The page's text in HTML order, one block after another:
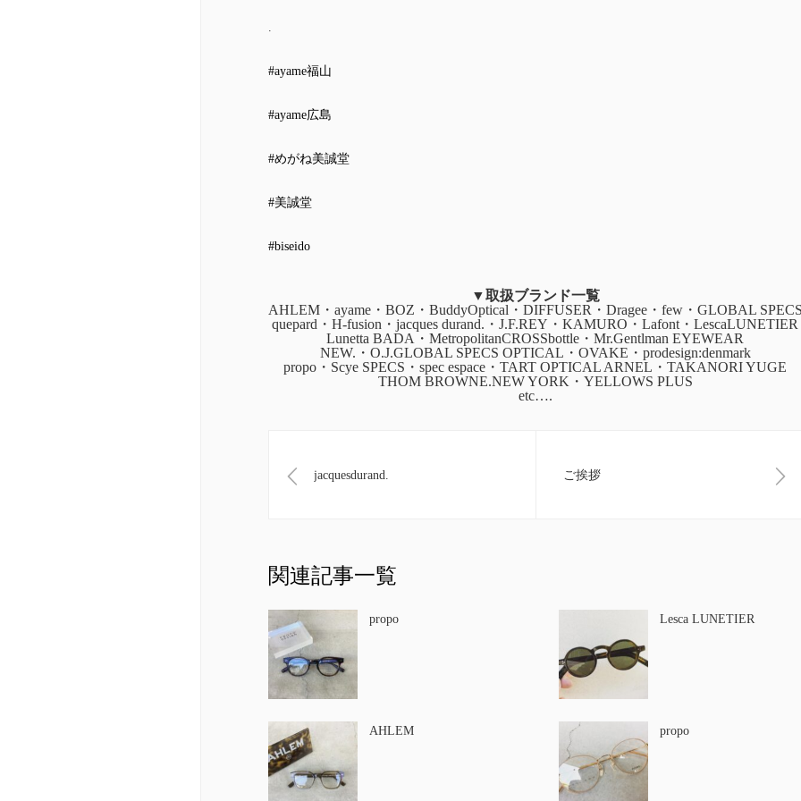
.
#ayame福山
#ayame広島
#めがね美誠堂
#美誠堂
#biseido
▼取扱ブランド一覧
AHLEM・ayame・BOZ・BuddyOptical・DIFFUSER・Dragee・few・GLOBAL
quepard・H-fusion・jacques durand.・J.F.REY・KAMURO・Lafont・LescaLUNETIER
Lunetta BADA・MetropolitanCROSSbottle・Mr.Gentlman EYEWEAR
NEW.・O.J.GLOBAL SPECS OPTICAL・OVAKE・prodesign:denmark
propo・Scye SPECS・spec espace・TART OPTICAL ARNEL・TAKANORI YUGE
THOM BROWNE.NEW YORK・YELLOWS PLUS
etc….
jacquesdurand. ご挨拶
関連記事一覧
propo Lesca LUNETIER
AHLEM propo